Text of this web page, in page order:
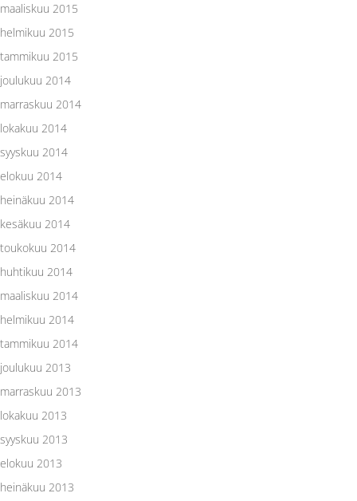
maaliskuu 2015
helmikuu 2015
tammikuu 2015
joulukuu 2014
marraskuu 2014
lokakuu 2014
syyskuu 2014
elokuu 2014
heinäkuu 2014
kesäkuu 2014
toukokuu 2014
huhtikuu 2014
maaliskuu 2014
helmikuu 2014
tammikuu 2014
joulukuu 2013
marraskuu 2013
lokakuu 2013
syyskuu 2013
elokuu 2013
heinäkuu 2013